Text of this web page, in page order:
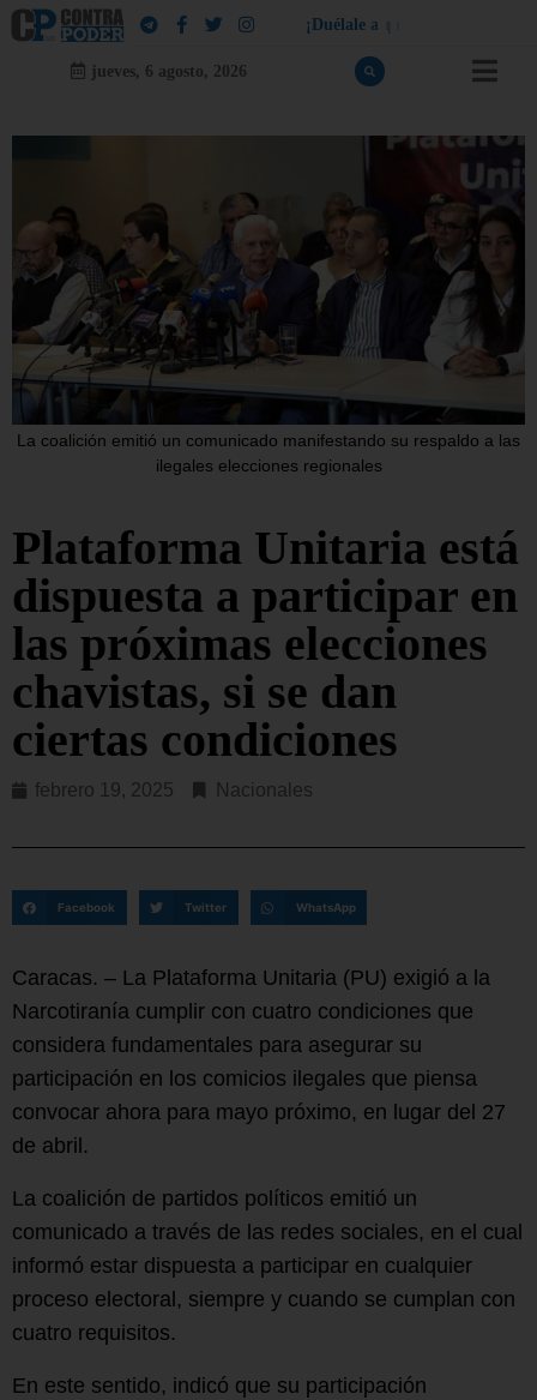
¡ Dué a e a q
jueves, 6 agosto, 2026
La coalición emitió un comunicado manifestando su respaldo a las
ilegales elecciones regionales
Plataforma Unitaria está
dispuesta a participar en
las próximas elecciones
chavistas, si se dan
ciertas condiciones
febrero 19, 2025 Nacionales
Facebook Twitter WhatsApp
Caracas. – La Plataforma Unitaria (PU) exigió a la
Narcotiranía cumplir con cuatro condiciones que
considera fundamentales para asegurar su
participación en los comicios ilegales que piensa
convocar ahora para mayo próximo, en lugar del 27
de abril.
La coalición de partidos políticos emitió un
comunicado a través de las redes sociales, en el cual
informó estar dispuesta a participar en cualquier
proceso electoral, siempre y cuando se cumplan con
cuatro requisitos.
En este sentido, indicó que su participación